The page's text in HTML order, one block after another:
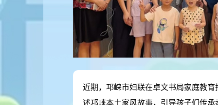
近期，邛崃市妇联在卓文书局家庭教
述邛崃本土家风故事，引导孩子们传